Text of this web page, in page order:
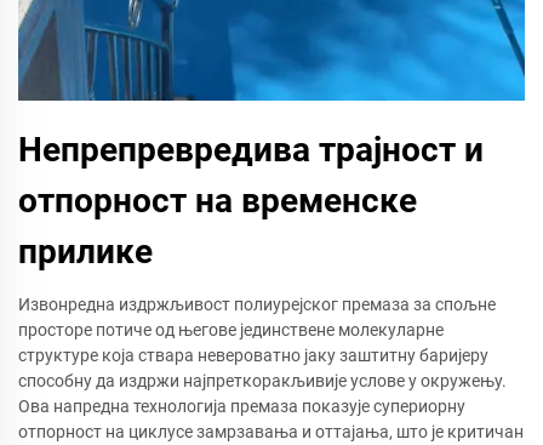
Непрепревредива трајност и
отпорност на временске
прилике
Извонредна издржљивост полиурејског премаза за спољне
просторе потиче од његове јединствене молекуларне
структуре која ствара невероватно јаку заштитну баријеру
способну да издржи најпреткоракљивије услове у окружењу.
Ова напредна технологија премаза показује супериорну
отпорност на циклусе замрзавања и оттајања, што је критичан